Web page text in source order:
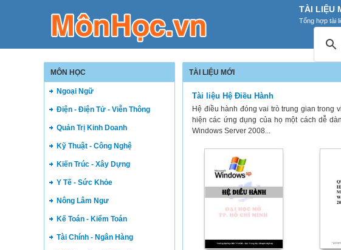
TÀI LIỆU
Tổng hợp tài
MÔN HỌC
Ngoại Ngữ
Điện - Điện Tử - Viễn Thông
Quản Trị Kinh Doanh
Kỹ Thuật - Công Nghệ
Kiến Trúc - Xây Dựng
Y Tế - Sức Khỏe
Nông Lâm Ngư
Kế Toán - Kiểm Toán
Tài Chính - Ngân Hàng
TÀI LIỆU MỚI
Tài liệu Hệ Điều Hành
Hệ điều hành đóng vai trò trung gian
hiện các ứng dụng của họ một cách dễ
Windows Server 2008...